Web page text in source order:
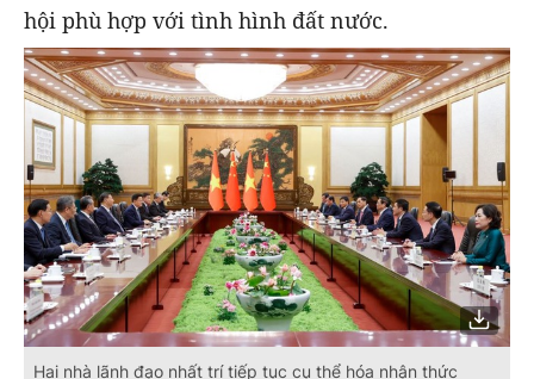
hội phù hợp với tình hình đất nước.
Hai nhà lãnh đạo nhất trí tiếp tục cụ thể hóa nhận thức